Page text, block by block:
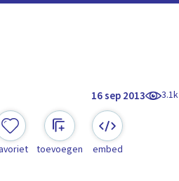
16 sep 2013 3.1k
toevoegen embed